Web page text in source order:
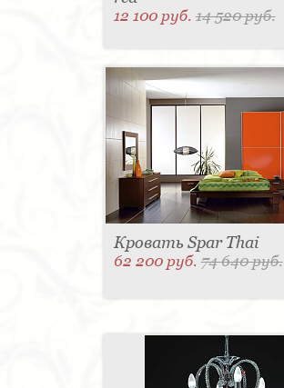
12 100 руб.14 520 руб.
Кровать Spar Thai
62 200 руб.74 640 руб.